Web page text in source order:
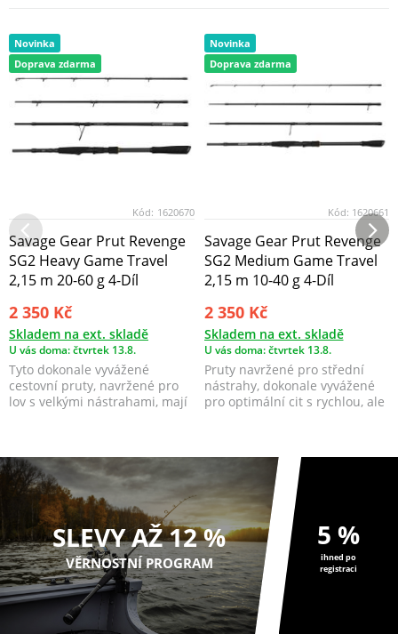
Novinka
Doprava zdarma
Kód: 1620670
Savage Gear Prut Revenge
SG2 Heavy Game Travel
2,15 m 20-60 g 4-Díl
2 350 Kč
Skladem na ext. skladě
U vás doma: čtvrtek 13.8.
Tyto dokonale vyvážené
cestovní pruty, navržené pro
lov s velkými nástrahami, mají
Novinka
Doprava zdarma
Kód: 1620661
Savage Gear Prut Revenge
SG2 Medium Game Travel
2,15 m 10-40 g 4-Díl
2 350 Kč
Skladem na ext. skladě
U vás doma: čtvrtek 13.8.
Pruty navržené pro střední
nástrahy, dokonale vyvážené
pro optimální cit s rychlou, ale
SLEVY AŽ 12 %
VĚRNOSTNÍ PROGRAM
5 %
ihned po
registraci